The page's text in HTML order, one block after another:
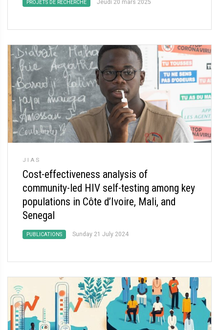
PROJETS DE RECHERCHE Jeudi 20 mars 2025
JIAS
Cost-effectiveness analysis of
community-led HIV self-testing among key
populations in Côte d’Ivoire, Mali, and
Senegal
PUBLICATIONS Sunday 21 July 2024